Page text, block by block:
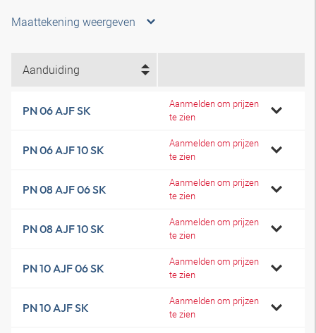
Maattekening weergeven
Aanduiding
PN 06 AJF SK
Aanmelden om prijzen
te zien
PN 06 AJF 10 SK
Aanmelden om prijzen
te zien
PN 08 AJF 06 SK
Aanmelden om prijzen
te zien
PN 08 AJF 10 SK
Aanmelden om prijzen
te zien
PN 10 AJF 06 SK
Aanmelden om prijzen
te zien
PN 10 AJF SK
Aanmelden om prijzen
te zien